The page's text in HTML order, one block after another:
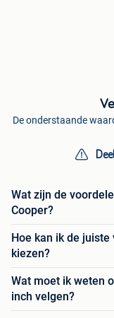
De onderstaande
Wat zijn de
Cooper?
Hoe kan ik de
kiezen?
Wat moet ik weten
inch velgen?